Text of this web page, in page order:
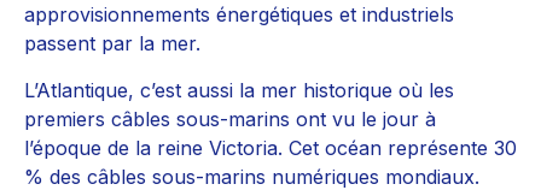
approvisionnements énergétiques et industriels
passent par la mer.
L’Atlantique, c’est aussi la mer historique où les
premiers câbles sous-marins ont vu le jour à
l’époque de la reine Victoria. Cet océan représente 30
% des câbles sous-marins numériques mondiaux.